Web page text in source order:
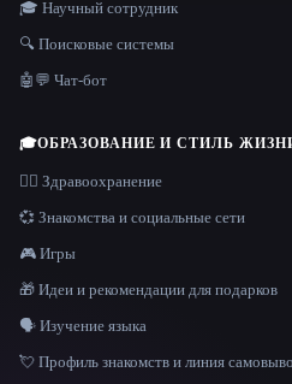
🎓 Научный сотрудник
🔍 Поисковые системы
🤖💬 Чат-бот
🎓ОБРАЗОВАНИЕ И СТИЛЬ
👩‍⚕️ Здравоохранение
💞 Знакомства и социальные сети
🎮 Игры
🎁 Идеи и рекомендации для подарков
🗣️ Изучение языка
💘 Профиль знакомств и линия